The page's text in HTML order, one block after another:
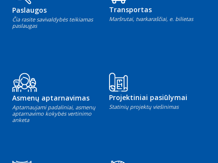
Paslaugos
Čia rasite savivaldybės teikiamas
paslaugas
Transportas
Maršrutai, tvarkaraščiai, e. bilietas
Asmenų aptarnavimas
Aptarnaujami padaliniai, asmenų
aptarnavimo kokybės vertinimo
anketa
Projektiniai pasiūlymai
Statinių projektų viešinimas